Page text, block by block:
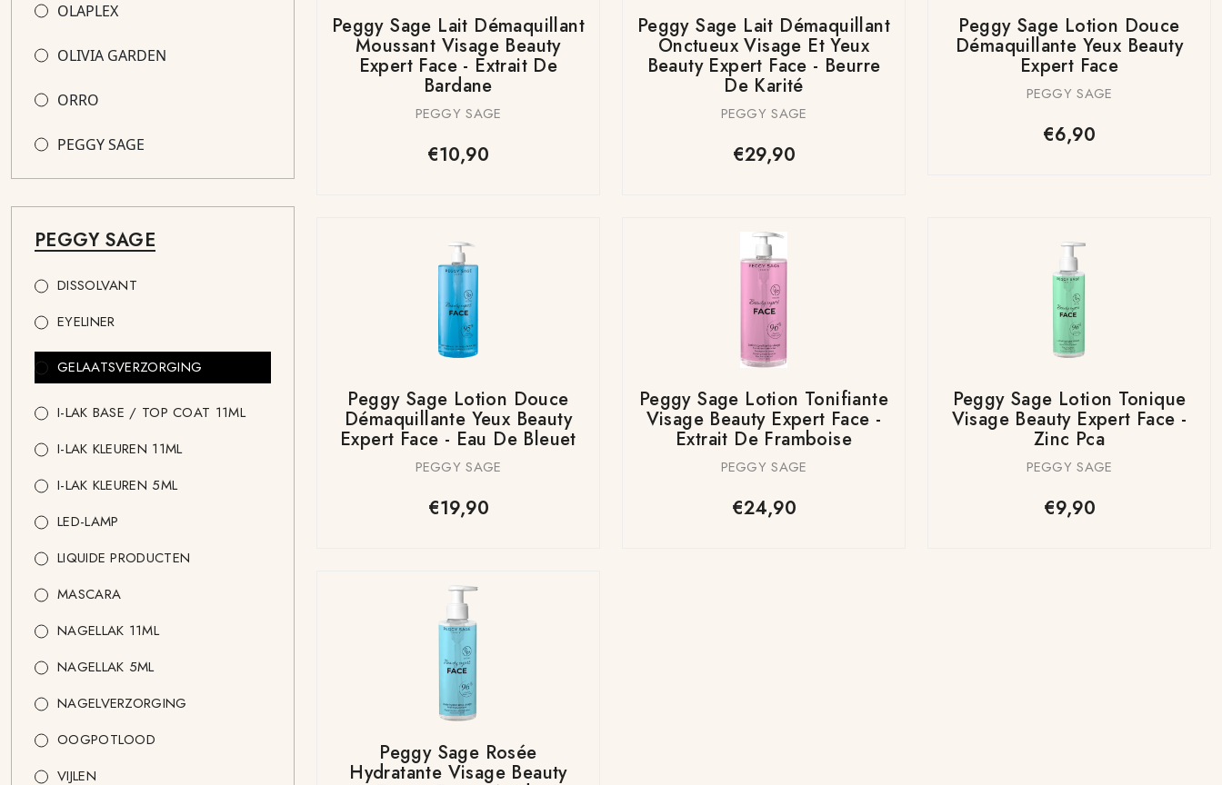
OLAPLEX
OLIVIA GARDEN
ORRO
PEGGY SAGE
PEGGY SAGE
DISSOLVANT
EYELINER
GELAATSVERZORGING
I-LAK BASE / TOP COAT 11ML
I-LAK KLEUREN 11ML
I-LAK KLEUREN 5ML
LED-LAMP
LIQUIDE PRODUCTEN
MASCARA
NAGELLAK 11ML
NAGELLAK 5ML
NAGELVERZORGING
OOGPOTLOOD
VIJLEN
Peggy Sage Lait Démaquillant
Moussant Visage Beauty
Expert Face - Extrait De
Bardane
PEGGY SAGE
€10,90
Peggy Sage Lait Démaquillant
Onctueux Visage Et Yeux
Beauty Expert Face - Beurre
De Karité
PEGGY SAGE
€29,90
Peggy Sage Lotion Douce
Démaquillante Yeux Beauty
Expert Face
PEGGY SAGE
€6,90
Peggy Sage Lotion Douce
Démaquillante Yeux Beauty
Expert Face - Eau De Bleuet
PEGGY SAGE
€19,90
Peggy Sage Lotion Tonifiante
Visage Beauty Expert Face -
Extrait De Framboise
PEGGY SAGE
€24,90
Peggy Sage Lotion Tonique
Visage Beauty Expert Face -
Zinc Pca
PEGGY SAGE
€9,90
Peggy Sage Rosée
Hydratante Visage Beauty